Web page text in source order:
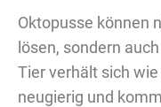
Oktopusse können
lösen, sondern
Tier verhält sich
neugierig und